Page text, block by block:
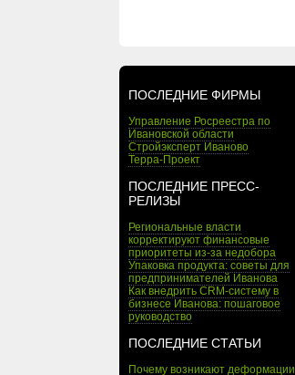
ПОСЛЕДНИЕ ФИРМЫ
Управление Росреестра по
Ивановской области
Стройэксперт Иваново
Терра-Проект
ПОСЛЕДНИЕ ПРЕСС-
РЕЛИЗЫ
Региональные власти
корректируют финансовые
приоритеты из-за недобора
Упаковка продукта: советы для
предпринимателей Иванова
Как внедрить CRM-систему в
бизнесе Иванова: пошаговое
руководство
ПОСЛЕДНИЕ СТАТЬИ
Почему возникают деформации